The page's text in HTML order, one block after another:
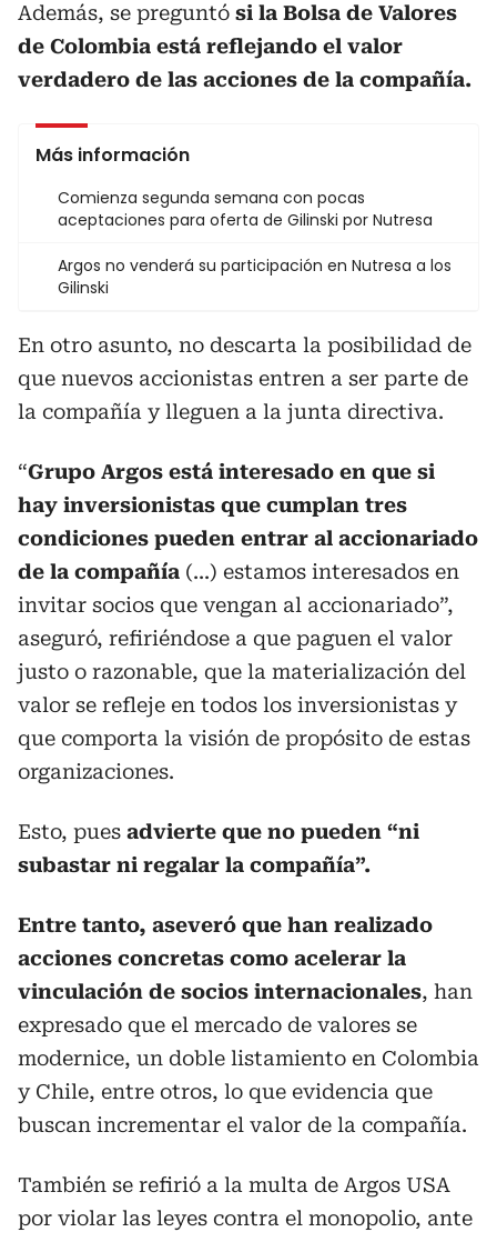
Además, se preguntó si la Bolsa de Valores
de Colombia está reflejando el valor
verdadero de las acciones de la compañía.
Más información
Comienza segunda semana con pocas
aceptaciones para oferta de Gilinski por Nutresa
Argos no venderá su participación en Nutresa a los
Gilinski
En otro asunto, no descarta la posibilidad de
que nuevos accionistas entren a ser parte de
la compañía y lleguen a la junta directiva.
“Grupo Argos está interesado en que si
hay inversionistas que cumplan tres
condiciones pueden entrar al accionariado
de la compañía (...) estamos interesados en
invitar socios que vengan al accionariado”,
aseguró, refiriéndose a que paguen el valor
justo o razonable, que la materialización del
valor se refleje en todos los inversionistas y
que comporta la visión de propósito de estas
organizaciones.
Esto, pues advierte que no pueden “ni
subastar ni regalar la compañía”.
Entre tanto, aseveró que han realizado
acciones concretas como acelerar la
vinculación de socios internacionales, han
expresado que el mercado de valores se
modernice, un doble listamiento en Colombia
y Chile, entre otros, lo que evidencia que
buscan incrementar el valor de la compañía.
También se refirió a la multa de Argos USA
por violar las leyes contra el monopolio, ante